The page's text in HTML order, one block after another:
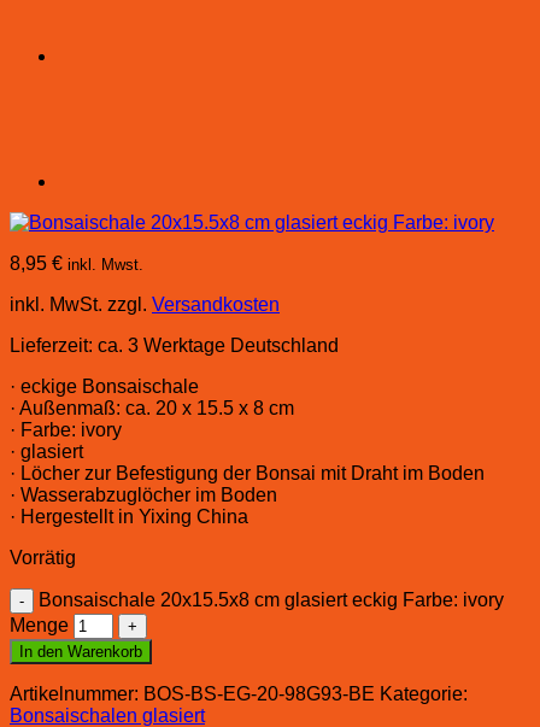
8,95 € inkl. Mwst.
inkl. MwSt. zzgl. Versandkosten
Lieferzeit: ca. 3 Werktage Deutschland
· eckige Bonsaischale
· Außenmaß: ca. 20 x 15.5 x 8 cm
· Farbe: ivory
· glasiert
· Löcher zur Befestigung der Bonsai mit Draht im Boden
· Wasserabzuglöcher im Boden
· Hergestellt in Yixing China
Vorrätig
Bonsaischale 20x15.5x8 cm glasiert eckig Farbe: ivory
Menge
In den Warenkorb
Artikelnummer: BOS-BS-EG-20-98G93-BE Kategorie:
Bonsaischalen glasiert